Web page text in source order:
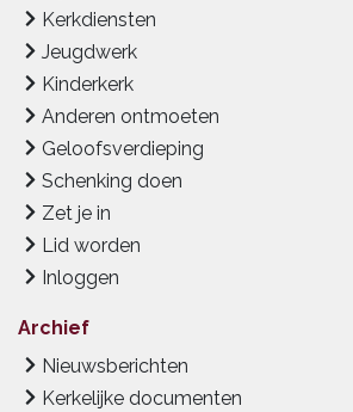
Kerkdiensten
Jeugdwerk
Kinderkerk
Anderen ontmoeten
Geloofsverdieping
Schenking doen
Zet je in
Lid worden
Inloggen
Archief
Nieuwsberichten
Kerkelijke documenten